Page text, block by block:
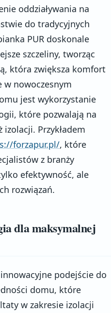
oddziaływania na
do tradycyjnych
PUR doskonale
szczeliny, tworząc
która zwiększa komfort
w nowoczesnym
jest wykorzystanie
które pozwalają na
Przykładem
forzapur.pl/, które
z branży
efektywność, ale
rozwiązań.
dla maksymalnej
podejście do
domu, które
w zakresie izolacji